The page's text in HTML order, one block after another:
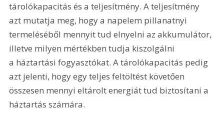
tárolókapacitás és a teljesítmény. A teljesítmény
azt mutatja meg, hogy a napelem pillanatnyi
termeléséből mennyit tud elnyelni az akkumulátor,
illetve milyen mértékben tudja kiszolgálni
a háztartási fogyasztókat. A tárolókapacitás pedig
azt jelenti, hogy egy teljes feltöltést követően
összesen mennyi eltárolt energiát tud biztosítani a
háztartás számára.